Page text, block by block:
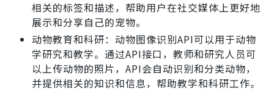
相关的标签和描述，帮助用户在社交媒体上更好地
展示和分享自己的宠物。
动物教育和科研：动物图像识别API可以用于动物
学研究和教学。通过API接口，教师和研究人员可
以上传动物的照片，API会自动识别和分类动物，
并提供相关的知识和信息，帮助教学和科研工作。